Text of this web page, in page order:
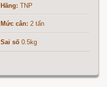
Hãng: TNP
Mức cân: 2 tấn
Sai số 0.5kg